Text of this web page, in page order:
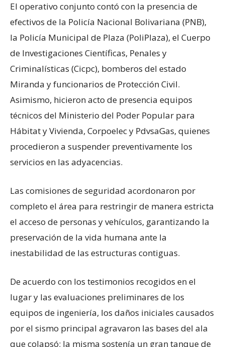
El operativo conjunto contó con la presencia de
efectivos de la Policía Nacional Bolivariana (PNB),
la Policía Municipal de Plaza (PoliPlaza), el Cuerpo
de Investigaciones Científicas, Penales y
Criminalísticas (Cicpc), bomberos del estado
Miranda y funcionarios de Protección Civil.
Asimismo, hicieron acto de presencia equipos
técnicos del Ministerio del Poder Popular para
Hábitat y Vivienda, Corpoelec y PdvsaGas, quienes
procedieron a suspender preventivamente los
servicios en las adyacencias.
Las comisiones de seguridad acordonaron por
completo el área para restringir de manera estricta
el acceso de personas y vehículos, garantizando la
preservación de la vida humana ante la
inestabilidad de las estructuras contiguas.
De acuerdo con los testimonios recogidos en el
lugar y las evaluaciones preliminares de los
equipos de ingeniería, los daños iniciales causados
por el sismo principal agravaron las bases del ala
que colapsó; la misma sostenía un gran tanque de